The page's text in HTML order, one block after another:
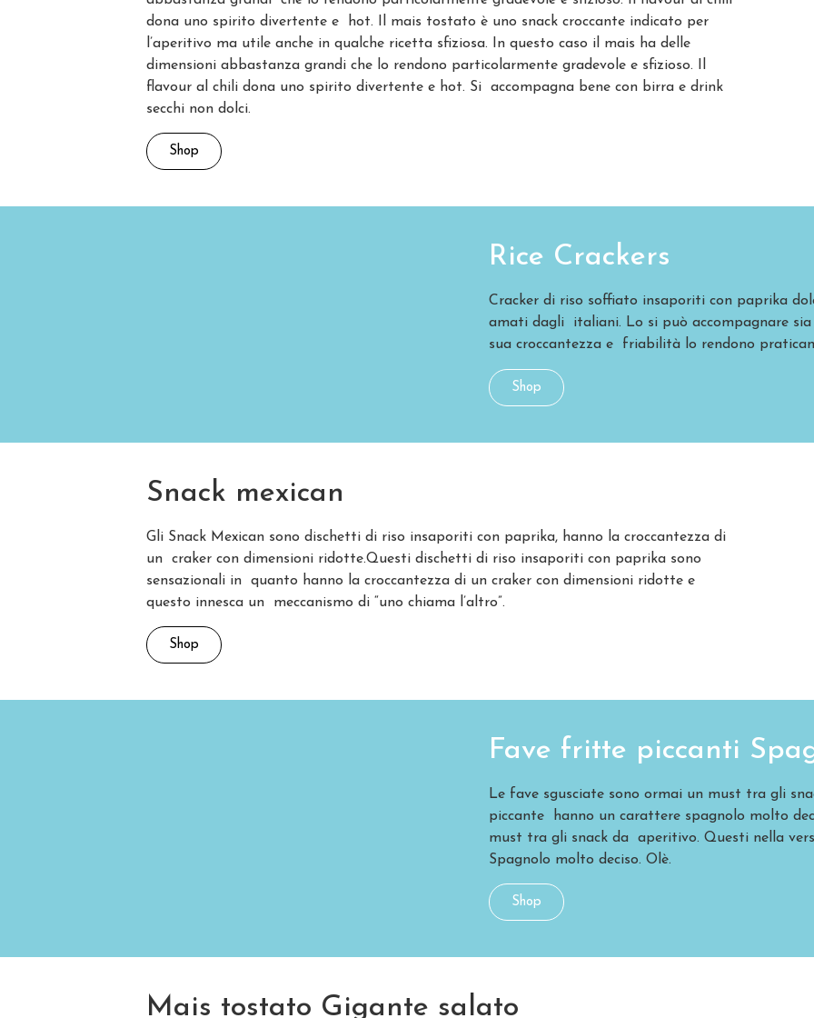
dona uno spirito divertente e hot. Il mais tostato è uno snack croccante indicato per
l’aperitivo ma utile anche in qualche ricetta sfiziosa. In questo caso il mais ha delle
dimensioni abbastanza grandi che lo rendono particolarmente gradevole e sfizioso. Il
flavour al chili dona uno spirito divertente e hot. Si accompagna bene con birra e drink
secchi non dolci.
Shop
Rice Crackers
Cracker di riso soffiato insaporiti con paprika
amati dagli italiani. Lo si può accompagnare sia
sua croccantezza e friabilità lo rendono
Shop
Snack mexican
Gli Snack Mexican sono dischetti di riso insaporiti con paprika, hanno la croccantezza di
un craker con dimensioni ridotte.Questi dischetti di riso insaporiti con paprika sono
sensazionali in quanto hanno la croccantezza di un craker con dimensioni ridotte e
questo innesca un meccanismo di “uno chiama l’altro”.
Shop
Fave fritte piccanti
Le fave sgusciate sono ormai un must tra gli
piccante hanno un carattere spagnolo molto
must tra gli snack da aperitivo. Questi nella
Spagnolo molto deciso. Olè.
Shop
Mais tostato Gigante salato